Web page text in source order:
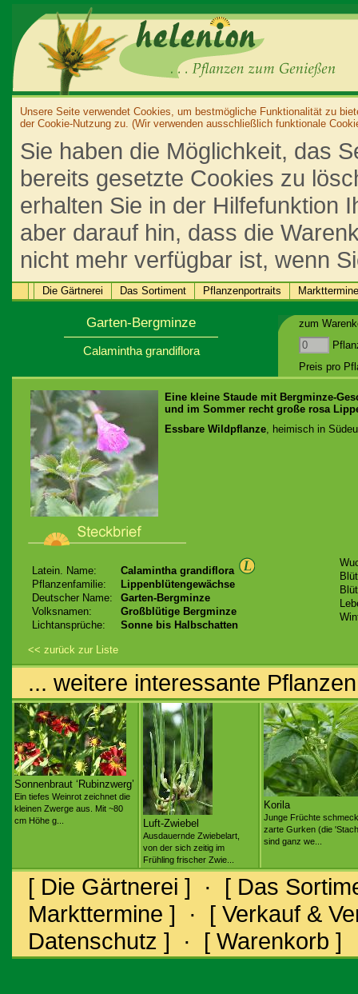
Unsere Seite verwendet Cookies, um bestmögliche Funktionalität zu
der Cookie-Nutzung zu. (Wir verwenden ausschließlich funktionale
Sie haben die Möglichkeit, das
bereits gesetzte Cookies zu
erhalten Sie in der Hilfefunktion
aber darauf hin, dass die
nicht mehr verfügbar ist, wenn
Die Gärtnerei Das Sortiment Pflanzenportraits Markttermine
Garten-Bergminze
Calamintha grandiflora
zum
Preis pro
Eine kleine Staude mit Bergminze-
und im Sommer recht große rosa
Essbare Wildpflanze, heimisch in
Latein. Name:
Calamintha grandiflora
Pflanzenfamilie:
Lippenblütengewächse
Deutscher Name:
Garten-Bergminze
Volksnamen:
Großblütige Bergminze
Lichtansprüche:
Sonne bis Halbschatten
<< zurück zur Liste
... weitere interessante Pflanzen
Sonnenbraut ‘Rubinzwerg’
Ein tiefes Weinrot zeichnet die
kleinen Zwerge aus. Mit ~80
cm Höhe g...
Luft-Zwiebel
Ausdauernde Zwiebelart,
von der sich zeitig im
Frühling frischer Zwie...
Korila
Junge Früchte
zarte Gurken (die
sind ganz we...
[ Die Gärtnerei ] · [ Das
Markttermine ] · [ Verkauf &
Datenschutz ] · [ Warenkorb ]